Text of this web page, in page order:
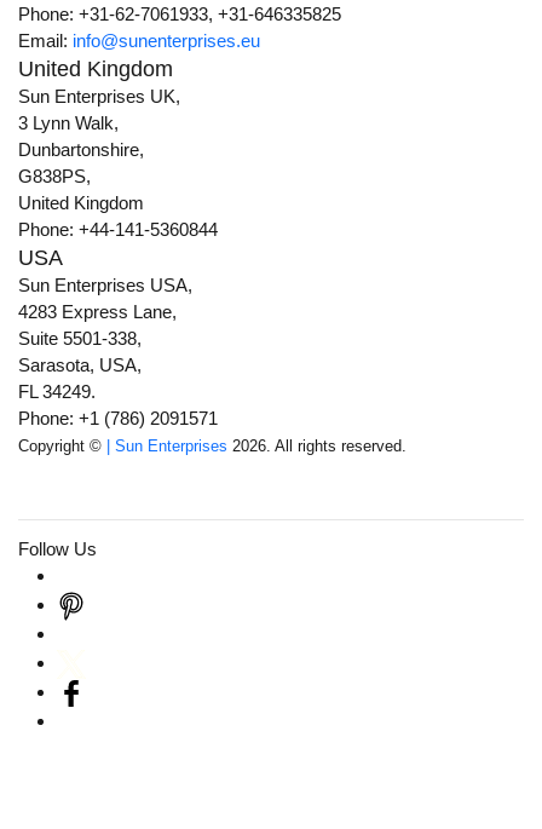
Phone: +31-62-7061933, +31-646335825
Email: info@sunenterprises.eu
United Kingdom
Sun Enterprises UK,
3 Lynn Walk,
Dunbartonshire,
G838PS,
United Kingdom
Phone: +44-141-5360844
USA
Sun Enterprises USA,
4283 Express Lane,
Suite 5501-338,
Sarasota, USA,
FL 34249.
Phone: +1 (786) 2091571
Copyright © | Sun Enterprises 2026. All rights reserved.
Follow Us